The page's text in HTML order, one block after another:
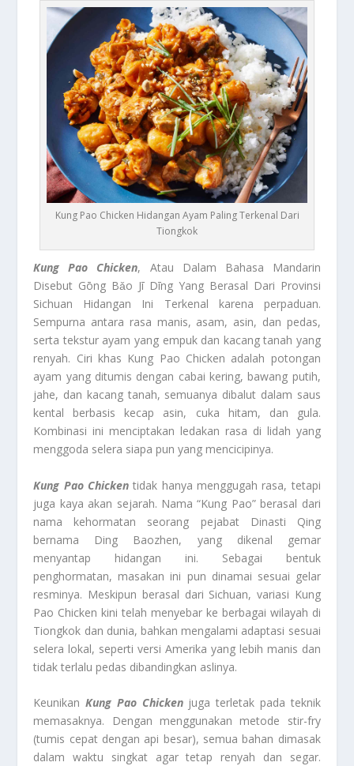
Kung Pao Chicken Hidangan Ayam Paling Terkenal Dari
Tiongkok
Kung Pao Chicken, Atau Dalam Bahasa Mandarin
Disebut Gōng Bǎo Jī Dīng Yang Berasal Dari Provinsi
Sichuan Hidangan Ini Terkenal karena perpaduan.
Sempurna antara rasa manis, asam, asin, dan pedas,
serta tekstur ayam yang empuk dan kacang tanah yang
renyah. Ciri khas Kung Pao Chicken adalah potongan
ayam yang ditumis dengan cabai kering, bawang putih,
jahe, dan kacang tanah, semuanya dibalut dalam saus
kental berbasis kecap asin, cuka hitam, dan gula.
Kombinasi ini menciptakan ledakan rasa di lidah yang
menggoda selera siapa pun yang mencicipinya.
Kung Pao Chicken tidak hanya menggugah rasa, tetapi
juga kaya akan sejarah. Nama “Kung Pao” berasal dari
nama kehormatan seorang pejabat Dinasti Qing
bernama Ding Baozhen, yang dikenal gemar
menyantap hidangan ini. Sebagai bentuk
penghormatan, masakan ini pun dinamai sesuai gelar
resminya. Meskipun berasal dari Sichuan, variasi Kung
Pao Chicken kini telah menyebar ke berbagai wilayah di
Tiongkok dan dunia, bahkan mengalami adaptasi sesuai
selera lokal, seperti versi Amerika yang lebih manis dan
tidak terlalu pedas dibandingkan aslinya.
KeunikanKung Pao Chickenjuga terletak pada teknik
memasaknya. Dengan menggunakan metode stir-fry
(tumis cepat dengan api besar), semua bahan dimasak
dalam waktu singkat agar tetap renyah dan segar.